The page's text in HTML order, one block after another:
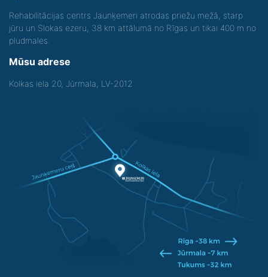
Rehabilitācijas centrs Jaunķemeri atrodas priežu mežā, starp
jūru un Slokas ezeru, 38 km attālumā no Rīgas un tikai 400 m no
pludmales.
Mūsu adrese
Kolkas iela 20, Jūrmala, LV-2012